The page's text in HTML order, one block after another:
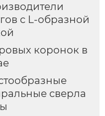
с L-образной
коронок в
сверла